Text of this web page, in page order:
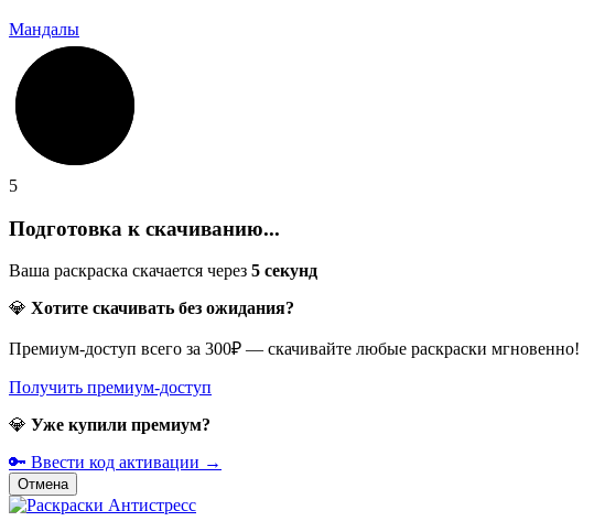
Мандалы
5
Подготовка к скачиванию...
Ваша раскраска скачается через 5 секунд
💎 Хотите скачивать без ожидания?
Премиум-доступ всего за 300₽ — скачивайте любые раскраски мгновенно!
Получить премиум-доступ
💎 Уже купили премиум?
🔑 Ввести код активации →
Отмена